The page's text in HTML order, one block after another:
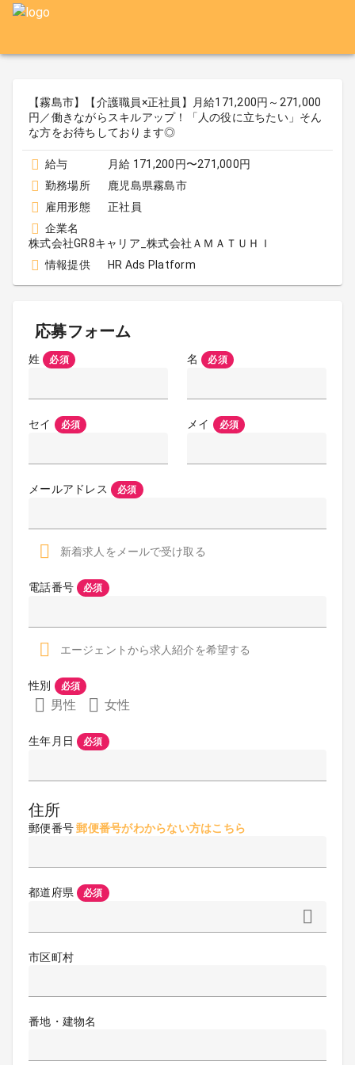
【霧島市】【介護職員×正社員】月給171,200円～271,000
円／働きながらスキルアップ！「人の役に立ちたい」そん
な方をお待ちしております◎
給与
月給 171,200円〜271,000円
勤務場所
鹿児島県霧島市
雇用形態
正社員
企業名
株式会社GR8キャリア_株式会社ＡＭＡＴＵＨＩ
情報提供
HR Ads Platform
応募フォーム
姓 必須 名 必須
セイ 必須 メイ 必須
メールアドレス 必須
新着求人をメールで受け取る
電話番号 必須
エージェントから求人紹介を希望する
性別 必須
男性 女性
生年月日 必須
住所
郵便番号郵便番号がわからない方はこちら
都道府県 必須
市区町村
番地・建物名